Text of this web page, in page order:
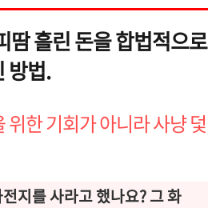
땀 흘린 돈을 합법적으로
방법.
한 기회가 아니라 사냥 덫
지를 사라고 했나요? 그 화